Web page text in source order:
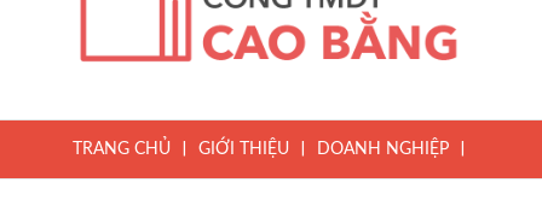
TRANG CHỦ GIỚI THIỆU DOANH NGHIỆP